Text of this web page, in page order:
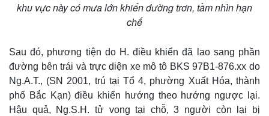
khu vực này có mưa lớn khiến đường trơn, tầm nhìn hạn
chế
Sau đó, phương tiện do H. điều khiển đã lao sang phần
đường bên trái và trực diện xe mô tô BKS 97B1-876.xx do
Ng.A.T., (SN 2001, trú tại Tổ 4, phường Xuất Hóa, thành
phố Bắc Kạn) điều khiển hướng theo hướng ngược lại.
Hậu quả, Ng.S.H. tử vong tại chỗ, 3 người còn lại bị